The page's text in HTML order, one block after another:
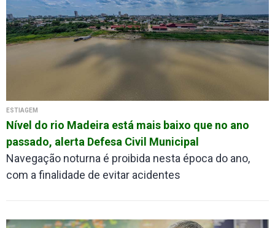
ESTIAGEM
Nível do rio Madeira está mais baixo que no ano
passado, alerta Defesa Civil Municipal
Navegação noturna é proibida nesta época do ano,
com a finalidade de evitar acidentes